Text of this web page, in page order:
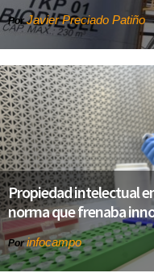
PorJavier Preciado Patiño
Propiedad intelectual
norma que frenaba
Porinfocampo